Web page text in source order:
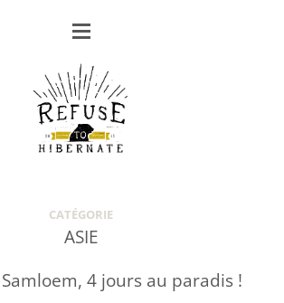
CATÉGORIE
ASIE
4 jours au paradis !